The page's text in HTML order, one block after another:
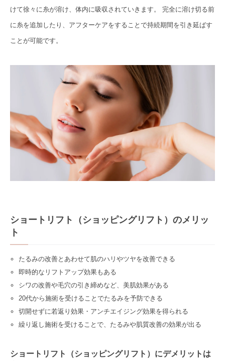
けて徐々に糸が溶け、体内に吸収されていきます。 完全に溶け切る前
に糸を追加したり、アフターケアをすることで持続期間を引き延ばす
ことが可能です。
ショートリフト（ショッピングリフト）のメリッ
ト
たるみの改善とあわせて肌のハリやツヤを改善できる
即時的なリフトアップ効果もある
シワの改善や毛穴の引き締めなど、美肌効果がある
20代から施術を受けることでたるみを予防できる
切開せずに若返り効果・アンチエイジング効果を得られる
繰り返し施術を受けることで、たるみや肌質改善の効果が出る
ショートリフト（ショッピングリフト）にデメリットは